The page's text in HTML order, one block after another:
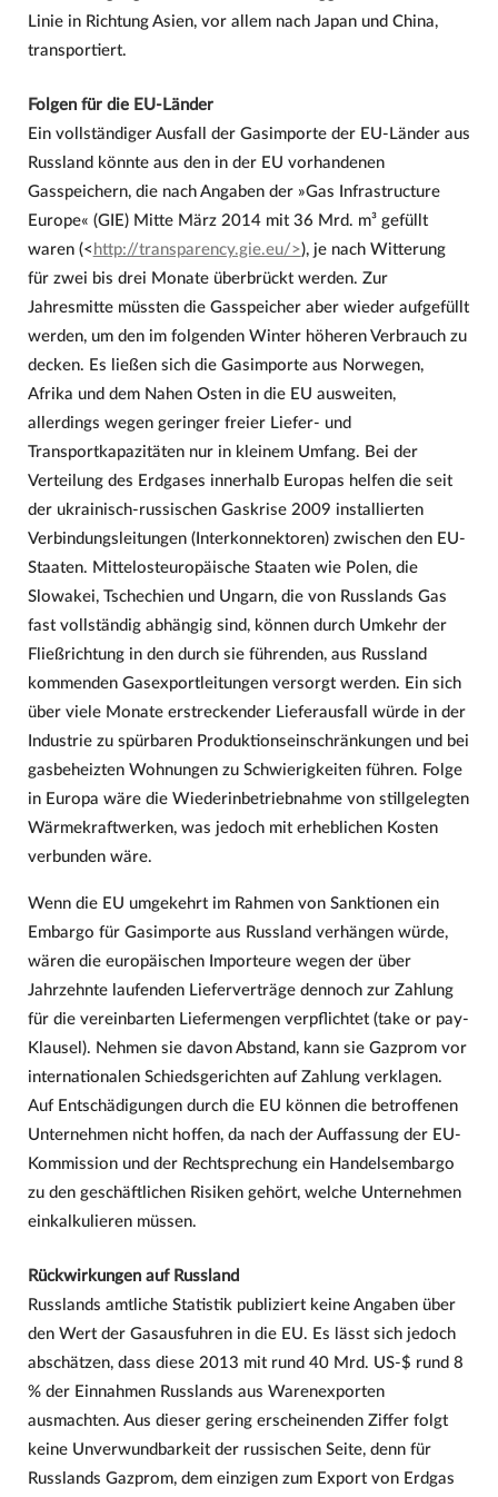
Linie in Richtung Asien, vor allem nach Japan und China,
transportiert.
Folgen für die EU-Länder
Ein vollständiger Ausfall der Gasimporte der EU-Länder aus
Russland könnte aus den in der EU vorhandenen
Gasspeichern, die nach Angaben der »Gas Infrastructure
Europe« (GIE) Mitte März 2014 mit 36 Mrd. m³ gefüllt
waren (< http://transparency.gie.eu/>), je nach Witterung
für zwei bis drei Monate überbrückt werden. Zur
Jahresmitte müssten die Gasspeicher aber wieder aufgefüllt
werden, um den im folgenden Winter höheren Verbrauch zu
decken. Es ließen sich die Gasimporte aus Norwegen,
Afrika und dem Nahen Osten in die EU ausweiten,
allerdings wegen geringer freier Liefer- und
Transportkapazitäten nur in kleinem Umfang. Bei der
Verteilung des Erdgases innerhalb Europas helfen die seit
der ukrainisch-russischen Gaskrise 2009 installierten
Verbindungsleitungen (Interkonnektoren) zwischen den EU-
Staaten. Mittelosteuropäische Staaten wie Polen, die
Slowakei, Tschechien und Ungarn, die von Russlands Gas
fast vollständig abhängig sind, können durch Umkehr der
Fließrichtung in den durch sie führenden, aus Russland
kommenden Gasexportleitungen versorgt werden. Ein sich
über viele Monate erstreckender Lieferausfall würde in der
Industrie zu spürbaren Produktionseinschränkungen und bei
gasbeheizten Wohnungen zu Schwierigkeiten führen. Folge
in Europa wäre die Wiederinbetriebnahme von stillgelegten
Wärmekraftwerken, was jedoch mit erheblichen Kosten
verbunden wäre.
Wenn die EU umgekehrt im Rahmen von Sanktionen ein
Embargo für Gasimporte aus Russland verhängen würde,
wären die europäischen Importeure wegen der über
Jahrzehnte laufenden Lieferverträge dennoch zur Zahlung
für die vereinbarten Liefermengen verpflichtet (take or pay-
Klausel). Nehmen sie davon Abstand, kann sie Gazprom vor
internationalen Schiedsgerichten auf Zahlung verklagen.
Auf Entschädigungen durch die EU können die betroffenen
Unternehmen nicht hoffen, da nach der Auffassung der EU-
Kommission und der Rechtsprechung ein Handelsembargo
zu den geschäftlichen Risiken gehört, welche Unternehmen
einkalkulieren müssen.
Rückwirkungen auf Russland
Russlands amtliche Statistik publiziert keine Angaben über
den Wert der Gasausfuhren in die EU. Es lässt sich jedoch
abschätzen, dass diese 2013 mit rund 40 Mrd. US-$ rund 8
% der Einnahmen Russlands aus Warenexporten
ausmachten. Aus dieser gering erscheinenden Ziffer folgt
keine Unverwundbarkeit der russischen Seite, denn für
Russlands Gazprom, dem einzigen zum Export von Erdgas